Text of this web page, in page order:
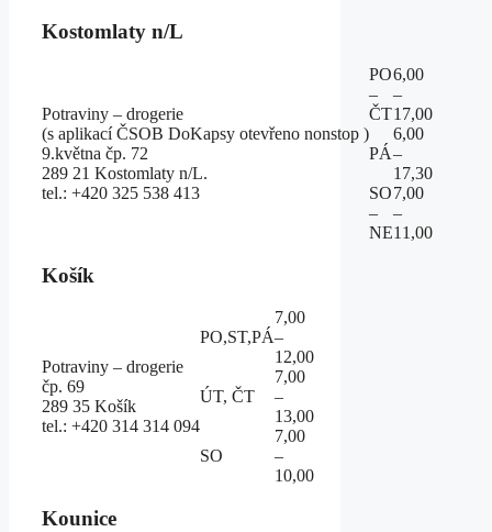
Kostomlaty n/L
Potraviny – drogerie
(s aplikací ČSOB DoKapsy otevřeno nonstop )
9.května čp. 72
289 21 Kostomlaty n/L.
tel.: +420 325 538 413
PO
–
ČT
6,00
–
17,00
PÁ
6,00
–
17,30
SO
–
NE
7,00
–
11,00
Košík
Potraviny – drogerie
čp. 69
289 35 Košík
tel.: +420 314 314 094
PO,ST,PÁ
7,00
–
12,00
ÚT, ČT
7,00
–
13,00
SO
7,00
–
10,00
Kounice